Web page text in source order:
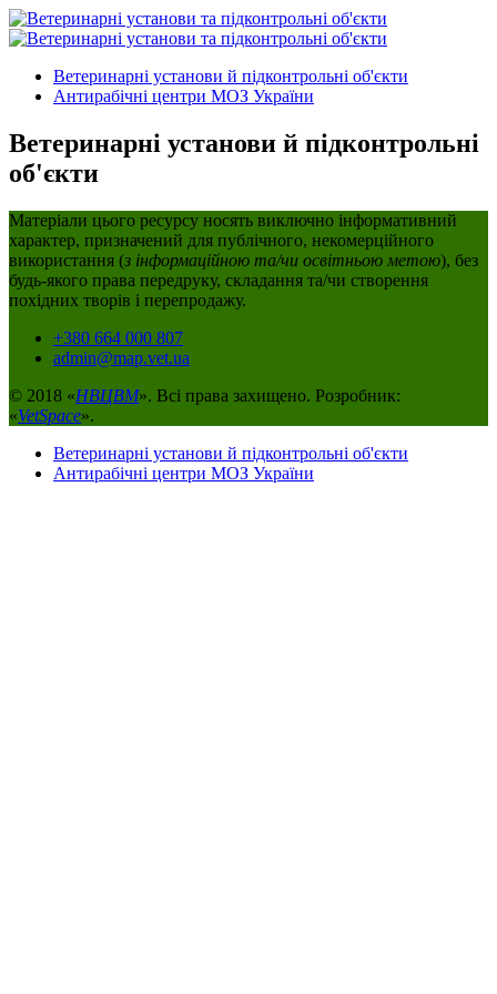
Ветеринарні установи й підконтрольні об'єкти
Антирабічні центри МОЗ України
Ветеринарні установи й підконтрольні
об'єкти
Матеріали цього ресурсу носять виключно інформативний
характер, призначений для публічного, некомерційного
використання (з інформаційною та/чи освітньою метою), без
будь-якого права передруку, складання та/чи створення
похідних творів і перепродажу.
+380 664 000 807
admin@map.vet.ua
© 2018 «НВЦВМ». Всі права захищено. Розробник:
«VetSpace».
Ветеринарні установи й підконтрольні об'єкти
Антирабічні центри МОЗ України